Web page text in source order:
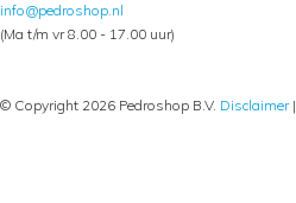
info@pedroshop.nl
(Ma t/m vr 8.00 - 17.00 uur)
© Copyright 2026 Pedroshop B.V. Disclaimer|